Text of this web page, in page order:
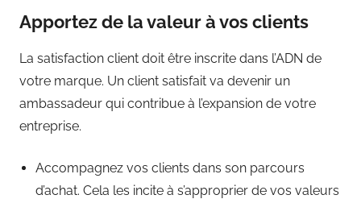
Apportez de la valeur à vos clients
La satisfaction client doit être inscrite dans l’ADN de
votre marque. Un client satisfait va devenir un
ambassadeur qui contribue à l’expansion de votre
entreprise.
Accompagnez vos clients dans son parcours
d’achat. Cela les incite à s’approprier de vos valeurs